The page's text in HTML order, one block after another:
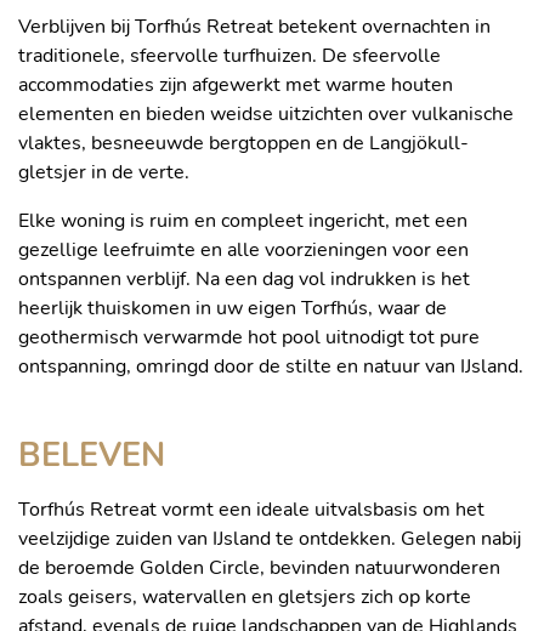
Verblijven bij Torfhús Retreat betekent overnachten in
traditionele, sfeervolle turfhuizen. De sfeervolle
accommodaties zijn afgewerkt met warme houten
elementen en bieden weidse uitzichten over vulkanische
vlaktes, besneeuwde bergtoppen en de Langjökull-
gletsjer in de verte.
Elke woning is ruim en compleet ingericht, met een
gezellige leefruimte en alle voorzieningen voor een
ontspannen verblijf. Na een dag vol indrukken is het
heerlijk thuiskomen in uw eigen Torfhús, waar de
geothermisch verwarmde hot pool uitnodigt tot pure
ontspanning, omringd door de stilte en natuur van IJsland.
BELEVEN
Torfhús Retreat vormt een ideale uitvalsbasis om het
veelzijdige zuiden van IJsland te ontdekken. Gelegen nabij
de beroemde Golden Circle, bevinden natuurwonderen
zoals geisers, watervallen en gletsjers zich op korte